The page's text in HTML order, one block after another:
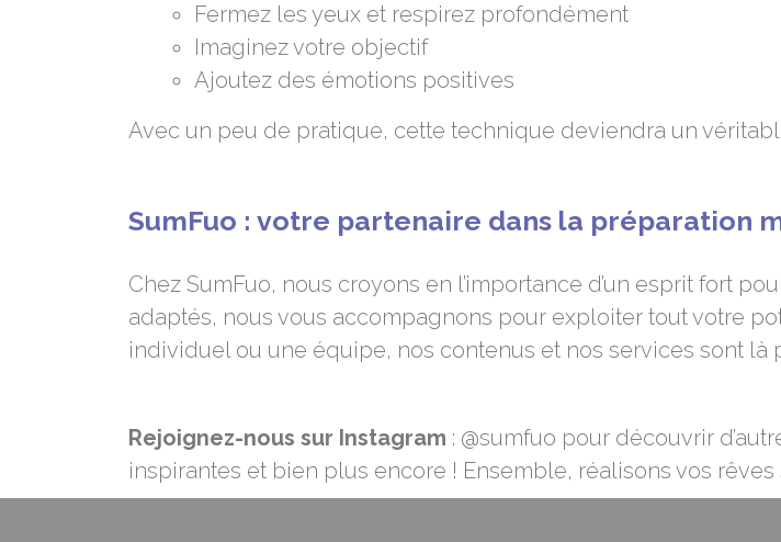
Fermez les yeux et respirez profondément
Imaginez votre objectif
Ajoutez des émotions positives
Avec un peu de pratique, cette technique deviendra un
SumFuo : votre partenaire dans la préparation
Chez SumFuo, nous croyons en l’importance d’un esprit fort
adaptés, nous vous accompagnons pour exploiter tout votre
individuel ou une équipe, nos contenus et nos services sont
Rejoignez-nous sur Instagram : @sumfuo pour découvrir
inspirantes et bien plus encore ! Ensemble, réalisons vos